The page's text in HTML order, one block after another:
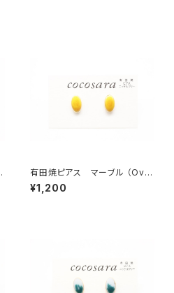
有田焼ピアス マーブル （Ova
l）8
¥1,200